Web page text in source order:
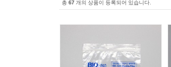
총 67 개의 상품이 등록되어 있습니다.